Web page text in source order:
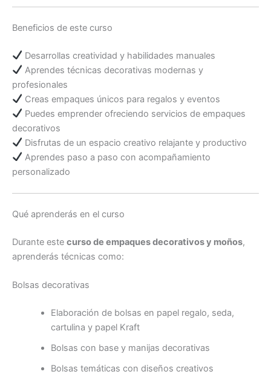
Beneficios de este curso
Desarrollas creatividad y habilidades manuales
Aprendes técnicas decorativas modernas y
profesionales
Creas empaques únicos para regalos y eventos
Puedes emprender ofreciendo servicios de empaques
decorativos
Disfrutas de un espacio creativo relajante y productivo
Aprendes paso a paso con acompañamiento
personalizado
Qué aprenderás en el curso
Durante este curso de empaques decorativos y moños,
aprenderás técnicas como:
Bolsas decorativas
Elaboración de bolsas en papel regalo, seda,
cartulina y papel Kraft
Bolsas con base y manijas decorativas
Bolsas temáticas con diseños creativos